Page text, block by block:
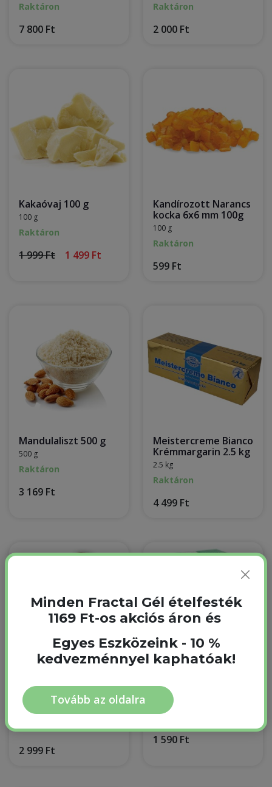
Raktáron
7 800 Ft
Raktáron
2 000 Ft
Kakaóvaj 100 g
100 g
Raktáron
1 999 Ft 1 499 Ft
Kandírozott Narancs
kocka 6x6 mm 100g
100 g
Raktáron
599 Ft
Mandulaliszt 500 g
500 g
Raktáron
3 169 Ft
Meistercreme Bianco
Krémmargarin 2.5 kg
2.5 kg
Raktáron
4 499 Ft
Eredetű 35 %-os
Tejszín 1 l
1 l
Raktáron
2 999 Ft
Cukrász Habalap 1 l
Raktáron
1 590 Ft
Minden Fractal Gél ételfesték
1169 Ft-os akciós áron és
Egyes Eszközeink - 10 %
kedvezménnyel kaphatóak!
Tovább az oldalra